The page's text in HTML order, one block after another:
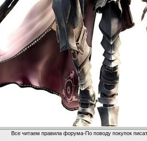
Все читаем правила форума-По поводу покупок